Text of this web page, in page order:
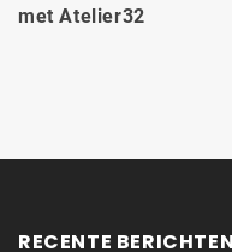
met Atelier32
RECENTE BERICHTEN